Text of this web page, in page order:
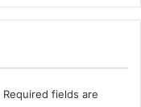
Required fields are